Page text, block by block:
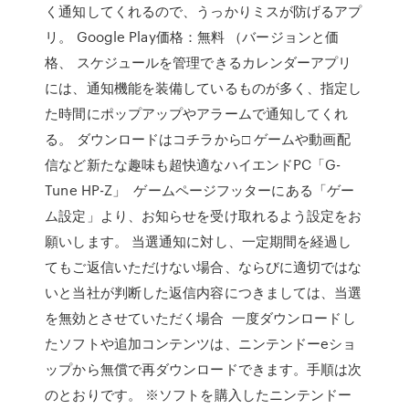
く通知してくれるので、うっかりミスが防げるアプ
リ。 Google Play価格：無料 （バージョンと価
格、 スケジュールを管理できるカレンダーアプリ
には、通知機能を装備しているものが多く、指定し
た時間にポップアップやアラームで通知してくれ
る。 ダウンロードはコチラから□ ゲームや動画配
信など新たな趣味も超快適なハイエンドPC「G-
Tune HP-Z」 ゲームページフッターにある「ゲー
ム設定」より、お知らせを受け取れるよう設定をお
願いします。 当選通知に対し、一定期間を経過し
てもご返信いただけない場合、ならびに適切ではな
いと当社が判断した返信内容につきましては、当選
を無効とさせていただく場合 一度ダウンロードし
たソフトや追加コンテンツは、ニンテンドーeショ
ップから無償で再ダウンロードできます。手順は次
のとおりです。 ※ソフトを購入したニンテンドー